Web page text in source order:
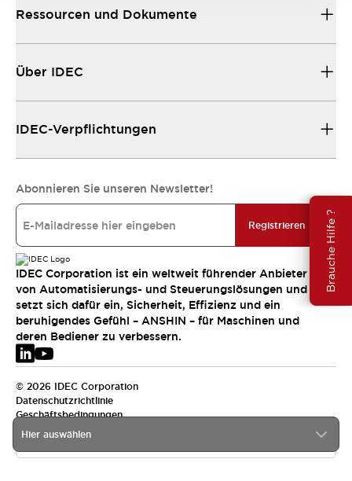
Brauche Hilfe ?
Hier auswählen
Ressourcen und Dokumente
Über IDEC
IDEC-Verpflichtungen
Abonnieren Sie unseren Newsletter!
Registrieren
IDEC Corporation ist ein weltweit führender Anbieter
von Automatisierungs- und Steuerungslösungen und
setzt sich dafür ein, Sicherheit, Effizienz und ein
beruhigendes Gefühl – ANSHIN – für Maschinen und
deren Bediener zu verbessern.
© 2026 IDEC Corporation
Datenschutzrichtlinie
Geschäftsbedingungen
EMEA